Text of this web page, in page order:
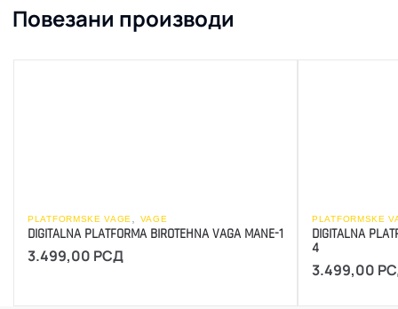
Повезани производи
PLATFORMSKE VAGE VAGE
DIGITALNA PLATFORMA BIROTEHNA VAGA MANE-1
3.499,00 РСД
PLATFORMSKE
DIGITALNA
4
3.499,00